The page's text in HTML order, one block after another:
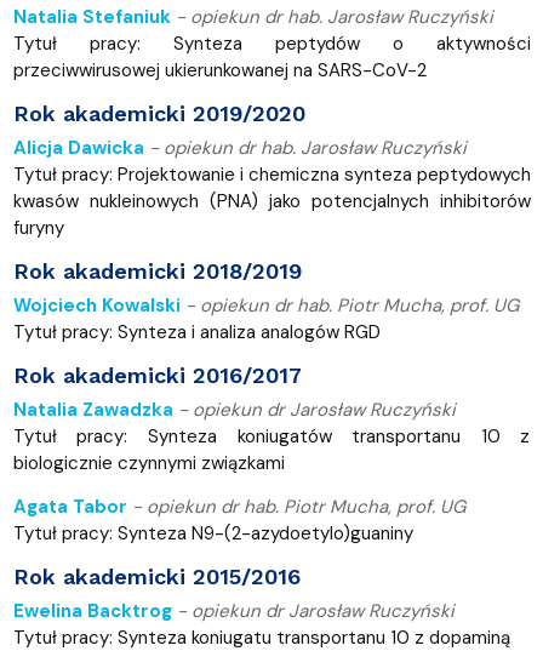
Natalia Stefaniuk - opiekun dr hab. Jarosław Ruczyński
Tytuł pracy: Synteza peptydów o aktywności
przeciwwirusowej ukierunkowanej na SARS-CoV-2
Rok akademicki 2019/2020
Alicja Dawicka - opiekun dr hab. Jarosław Ruczyński
Tytuł pracy: Projektowanie i chemiczna synteza peptydowych
kwasów nukleinowych (PNA) jako potencjalnych inhibitorów
furyny
Rok akademicki 2018/2019
Wojciech Kowalski - opiekun dr hab. Piotr Mucha, prof. UG
Tytuł pracy: Synteza i analiza analogów RGD
Rok akademicki 2016/2017
Natalia Zawadzka - opiekun dr Jarosław Ruczyński
Tytuł pracy: Synteza koniugatów transportanu 10 z
biologicznie czynnymi związkami
Agata Tabor - opiekun dr hab. Piotr Mucha, prof. UG
Tytuł pracy: Synteza N9-(2-azydoetylo)guaniny
Rok akademicki 2015/2016
Ewelina Backtrog - opiekun dr Jarosław Ruczyński
Tytuł pracy: Synteza koniugatu transportanu 10 z dopaminą